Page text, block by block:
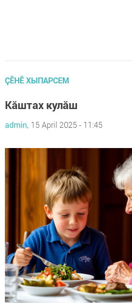
ÇӖНӖ ХЫПАРСЕМ
Кăштах кулăш
admin, 15 April 2025 - 11:45